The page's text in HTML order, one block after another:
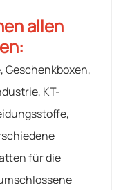
allen
Geschenkboxen,
KT-
für die